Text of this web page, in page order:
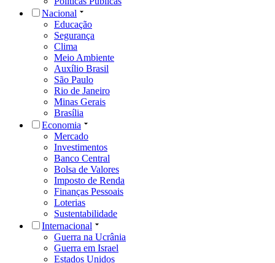
Nacional
Educação
Segurança
Clima
Meio Ambiente
Auxílio Brasil
São Paulo
Rio de Janeiro
Minas Gerais
Brasília
Economia
Mercado
Investimentos
Banco Central
Bolsa de Valores
Imposto de Renda
Finanças Pessoais
Loterias
Sustentabilidade
Internacional
Guerra na Ucrânia
Guerra em Israel
Estados Unidos